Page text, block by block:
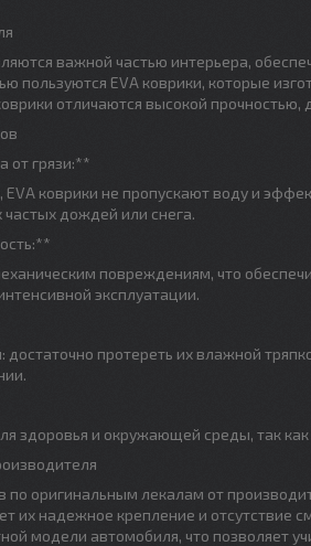
важной частью интерьера,
пользуются EVA коврики, которые
отличаются высокой
от грязи:**
EVA коврики не пропускают воду и
дождей или снега.
повреждениям, что
эксплуатации.
достаточно протереть их влажной
здоровья и окружающей среды, так
по оригинальным лекалам от
их надежное крепление и
модели автомобиля, что позволяет